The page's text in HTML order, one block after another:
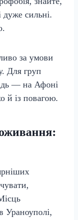
дуже сильні.
за умови
Для груп
— на Афоні
й із повагою.
Ураноуполі,